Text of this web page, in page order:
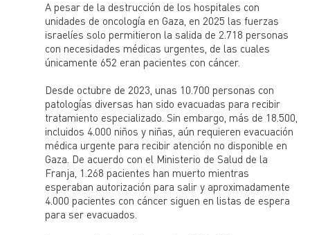
A pesar de la destrucción de los hospitales con
unidades de oncología en Gaza, en 2025 las fuerzas
israelíes solo permitieron la salida de 2.718 personas
con necesidades médicas urgentes, de las cuales
únicamente 652 eran pacientes con cáncer.
Desde octubre de 2023, unas 10.700 personas con
patologías diversas han sido evacuadas para recibir
tratamiento especializado. Sin embargo, más de 18.500,
incluidos 4.000 niños y niñas, aún requieren evacuación
médica urgente para recibir atención no disponible en
Gaza. De acuerdo con el Ministerio de Salud de la
Franja, 1.268 pacientes han muerto mientras
esperaban autorización para salir y aproximadamente
4.000 pacientes con cáncer siguen en listas de espera
para ser evacuados.